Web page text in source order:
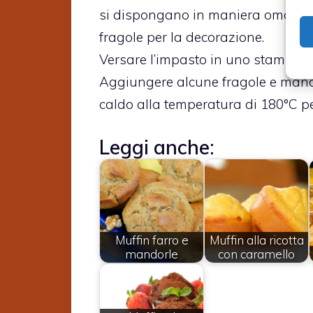
si dispongano in maniera
fragole per la decorazione.
Versare l’impasto in uno stampo
Aggiungere alcune fragole e
caldo alla temperatura di 180°C
Leggi anche:
Muffin farro e
mandorle
Muffin alla ricotta
con caramello